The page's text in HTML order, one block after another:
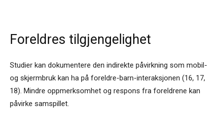
Foreldres tilgjengelighet
Studier kan dokumentere den indirekte påvirkning som mobil-
og skjermbruk kan ha på foreldre-barn-interaksjonen (16, 17,
18). Mindre oppmerksomhet og respons fra foreldrene kan
påvirke samspillet.